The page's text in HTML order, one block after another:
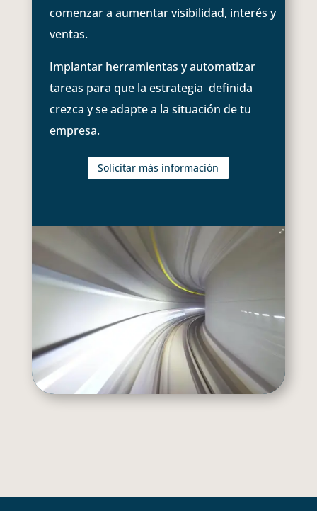
comenzar a aumentar visibilidad, interés y
ventas.
Implantar herramientas y automatizar
tareas para que la estrategia definida
crezca y se adapte a la situación de tu
empresa.
Solicitar más información